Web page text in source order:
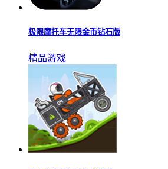
极限摩托车无限金币钻石版
精品游戏